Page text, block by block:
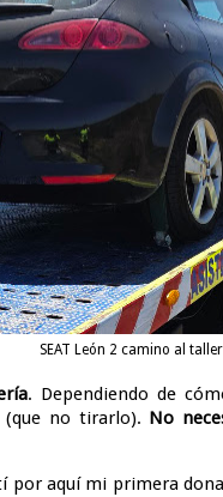
SEAT León 2 camino al taller
. Dependiendo de
(que no tirarlo). No
aquí mi primera